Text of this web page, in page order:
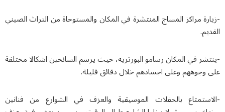
مراكز المساج المنتشرة في المكان والمستوحاة من التراث الصيني
في المكان رسامو البورتريه، حيث يرسم السائحين اشكالا مختلفة
وعلى اجسادهم خلال دقائق قليلة.
بالحفلات الموسيقية والعزف في الشوارع من فنانين